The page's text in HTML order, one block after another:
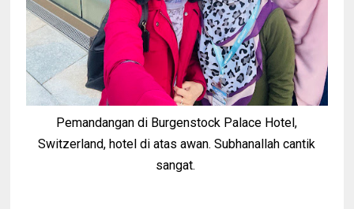
Pemandangan di Burgenstock Palace Hotel,
Switzerland, hotel di atas awan. Subhanallah cantik
sangat.